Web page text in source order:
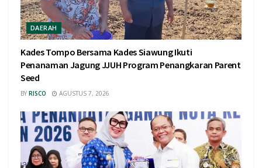
DAERAH
Kades Tompo Bersama Kades Siawung Ikuti
Penanaman Jagung JJUH Program Penangkaran Parent
Seed
BY RISCO AGUSTUS 7, 2026